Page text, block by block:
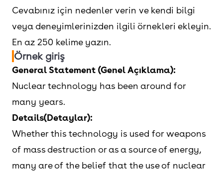
Cevabınız için nedenler verin ve kendi bilgi
veya deneyimlerinizden ilgili örnekleri ekleyin.
En az 250 kelime yazın.
Örnek giriş
General Statement (Genel Açıklama):
Nuclear technology has been around for
many years.
Details(Detaylar):
Whether this technology is used for weapons
of mass destruction or as a source of energy,
many are of the belief that the use of nuclear